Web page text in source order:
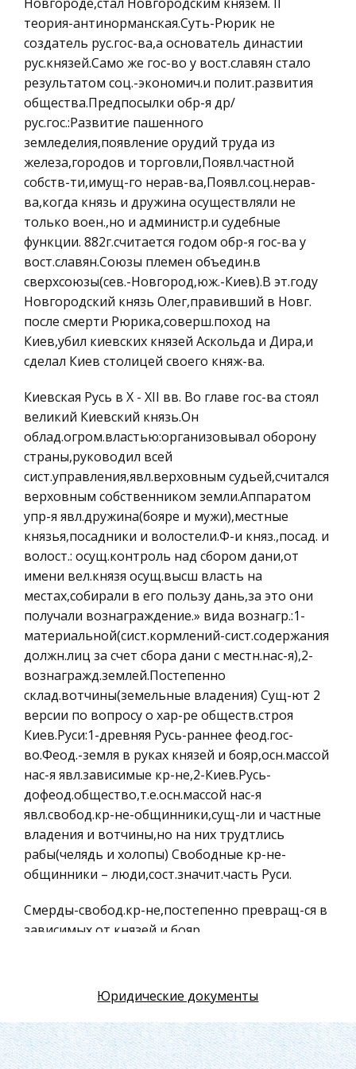
География, Экономическая география
Литература, Лингвистика
Техника
Бухгалтерский учет
Налоговое право
Экологическое право
Физика
Теория государства и права
Компьютерные сети
Философия
Программирование, Базы данных
Правоохранительные органы
Конституционное (государственное) право
России
Ценные бумаги
Гражданское право
Трудовое право
История государства и права зарубежных
стран
Транспорт
Банковское дело и кредитование
Здоровье
Астрономия
Биржевое дело
Биология
Экономико-математическое
моделирование
Российское предпринимательское право
Искусство
Физкультура и Спорт, Здоровье
Гражданская оборона
Геология
Религия
Уголовный процесс
Таможенное право
Международное частное право
Архитектура
Материаловедение
Экскурсии и туризм
Анализ новгородской иконы "Спас
нерукотворный"
Публикуются брошюры, издаются ученые труды,
выпускается множество книг, посвященных
древнему искусству, поиску корне. Главный,
центральный образ всего древнерусского
искусства - образ Иисуса Христа,
История экономики России VII-XVI веков
Впоследствии было освоено междуречье
Днепра и Волги. Даже сегодня жизнь
современного человека во многом зависит от
погоды, ландшафта местности, наличия
водоемов и других природно-климатических и
геогр
Шум и его влияние на организм человека
Действие его на организм человека связано
высокопроизводительного оборудования, с
механизацией и автоматизацией трудовых
процессов: переходом на большие скорости
Анализ и диагностика финансово-
хозяйственной деятельности предприятия
Процедуры анализа входят составной частью в
любое научно-практическое исследование и
обычно образуют его первую стадию, когда
исследователь переходит от простого описания
нерасчлененного явления к изу
теория-антинорманская.Суть-Рюрик не
создатель рус.гос-ва,а основатель династии
рус.князей.Само же гос-во у вост.славян стало
результатом соц.-экономич.и полит.развития
общества.Предпосылки обр-я др/
рус.гос.:Развитие пашенного
земледелия,появление орудий труда из
железа,городов и торговли,Появл.частной
собств-ти,имущ-го нерав-ва,Появл.соц.нерав-
ва,когда князь и дружина осуществляли не
только воен.,но и администр.и судебные
функции. 882г.считается годом обр-я гос-ва у
вост.славян.Союзы племен объедин.в
сверхсоюзы(сев.-Новгород,юж.-Киев).В эт.году
Новгородский князь Олег,правивший в Новг.
после смерти Рюрика,соверш.поход на
Киев,убил киевских князей Аскольда и Дира,и
сделал Киев столицей своего княж-ва.
Киевская Русь в X - XII вв. Во главе гос-ва стоял
великий Киевский князь.Он
облад.огром.властью:организовывал оборону
страны,руководил всей
сист.управления,явл.верховным судьей,считался
верховным собственником земли.Аппаратом
упр-я явл.дружина(бояре и мужи),местные
князья,посадники и волостели.Ф-и княз.,посад. и
волост.: осущ.контроль над сбором дани,от
имени вел.князя осущ.высш власть на
местах,собирали в его пользу дань,за это они
получали вознаграждение.» вида вознагр.:1-
материальной(сист.кормлений-сист.содержания
должн.лиц за счет сбора дани с местн.нас-я),2-
вознагражд.землей.Постепенно
склад.вотчины(земельные владения) Сущ-ют 2
версии по вопросу о хар-ре обществ.строя
Киев.Руси:1-древняя Русь-раннее феод.гос-
во.Феод.-земля в руках князей и бояр,осн.массой
нас-я явл.зависимые кр-не,2-Киев.Русь-
дофеод.общество,т.е.осн.массой нас-я
явл.свобод.кр-не-общинники,сущ-ли и частные
владения и вотчины,но на них трудтлись
рабы(челядь и холопы) Свободные кр-не-
общинники – люди,сост.значит.часть Руси.
Смерды-свобод.кр-не,постепенно превращ-ся в
зависимых от князей и бояр.
Рядовичи-люди,работающие по договору.
Изгои-люди,кот.порвали связь со св.общинами
и живущие в других.
Юридические документы